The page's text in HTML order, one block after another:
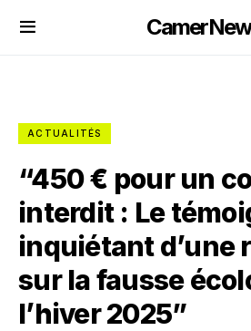
ACTUALITÉS
“450 € pour un
interdit : Le
inquiétant d’une
sur la fausse
l’hiver 2025”